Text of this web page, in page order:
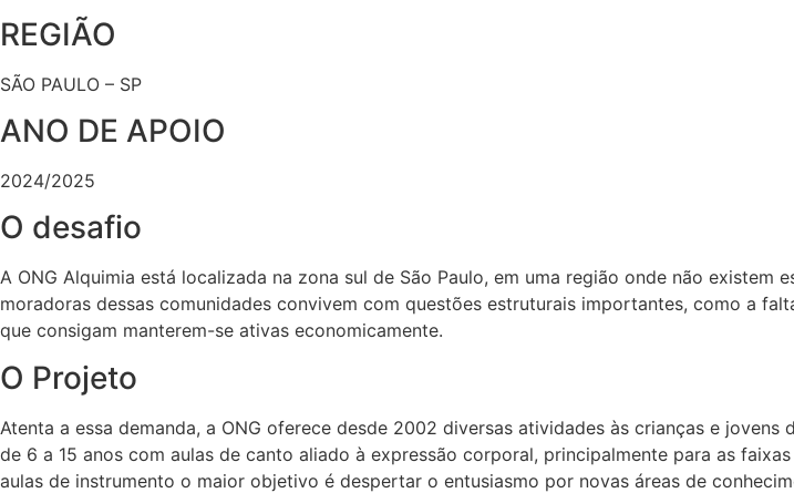
REGIÃO
SÃO PAULO – SP
ANO DE APOIO
2024/2025
O desafio
A ONG Alquimia está localizada na zona sul de São Paulo, em uma região onde não
moradoras dessas comunidades convivem com questões estruturais importantes, como a
que consigam manterem-se ativas economicamente.
O Projeto
Atenta a essa demanda, a ONG oferece desde 2002 diversas atividades às crianças e
de 6 a 15 anos com aulas de canto aliado à expressão corporal, principalmente para as
aulas de instrumento o maior objetivo é despertar o entusiasmo por novas áreas de